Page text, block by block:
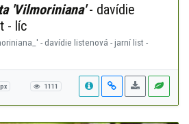
'Vilmoriniana'- davídie
- líc
- davídie listenová - jarní list -
1111